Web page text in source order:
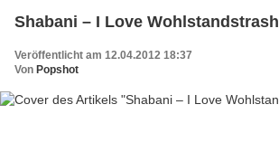
Shabani – I Love Wohlstandstrash
Veröffentlicht am 12.04.2012 18:37
Von Popshot